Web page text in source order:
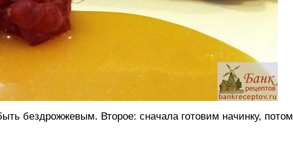
бездрожжевым. Второе: сначала готовим начинку, потом